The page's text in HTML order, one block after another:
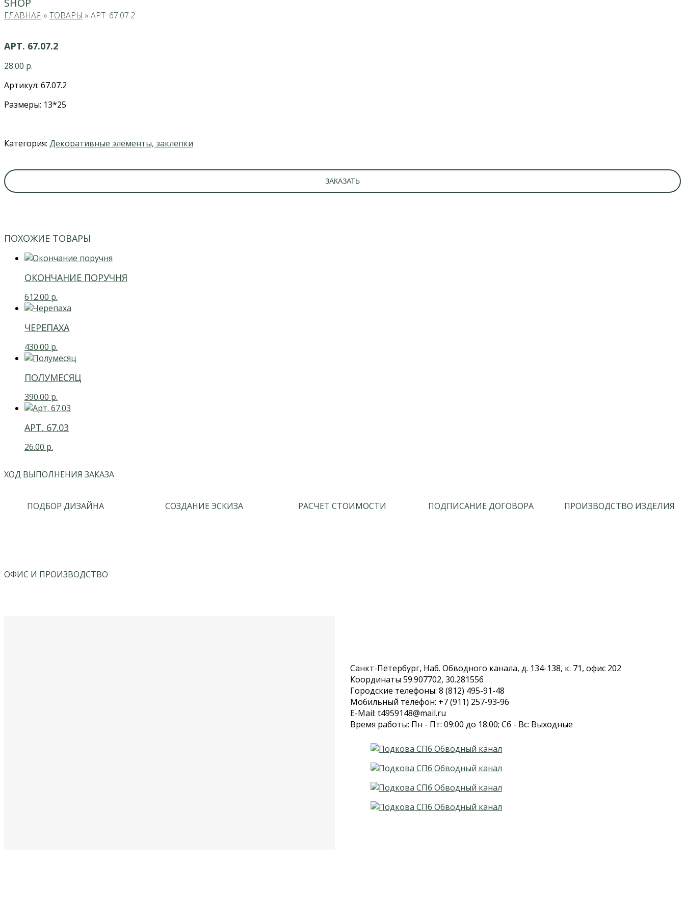
SHOP
ГЛАВНАЯ » ТОВАРЫ » АРТ. 67.07.2
АРТ. 67.07.2
28.00 р.
Артикул: 67.07.2
Размеры: 13*25
Категория: Декоративные элементы, заклепки
ЗАКАЗАТЬ
ПОХОЖИЕ ТОВАРЫ
ОКОНЧАНИЕ ПОРУЧНЯ
612.00 р.
ЧЕРЕПАХА
430.00 р.
ПОЛУМЕСЯЦ
390.00 р.
АРТ. 67.03
26.00 р.
ХОД ВЫПОЛНЕНИЯ ЗАКАЗА
ПОДБОР ДИЗАЙНА СОЗДАНИЕ ЭСКИЗА РАСЧЕТ СТОИМОСТИ ПОДПИСАНИЕ ДОГОВОРА ПРОИЗВОДСТВО ИЗДЕЛИЯ
ОФИС И ПРОИЗВОДСТВО
Санкт-Петербург, Наб. Обводного канала, д. 134-138, к. 71, офис 202
Координаты 59.907702, 30.281556
Городские телефоны: 8 (812) 495-91-48
Мобильный телефон: +7 (911) 257-93-96
E-Mail: t4959148@mail.ru
Время работы: Пн - Пт: 09:00 до 18:00; Сб - Вс: Выходные